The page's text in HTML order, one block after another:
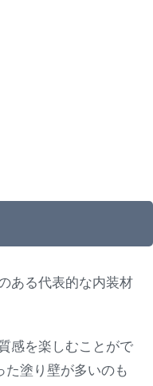
ある代表的な内装材
感を楽しむことがで
た塗り壁が多いのも